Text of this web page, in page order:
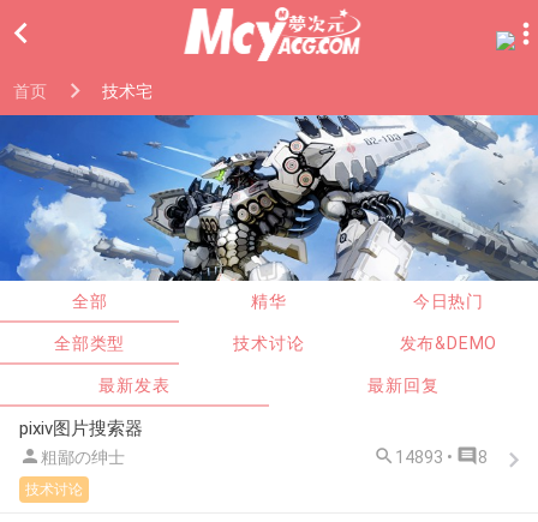

首页 技术宅
全部 精华
今日热门
全部类型
技术讨论
发布&DEMO
最新发表
最新回复
pixiv图片搜索器
粗鄙の绅士  14893 •  8
技术讨论